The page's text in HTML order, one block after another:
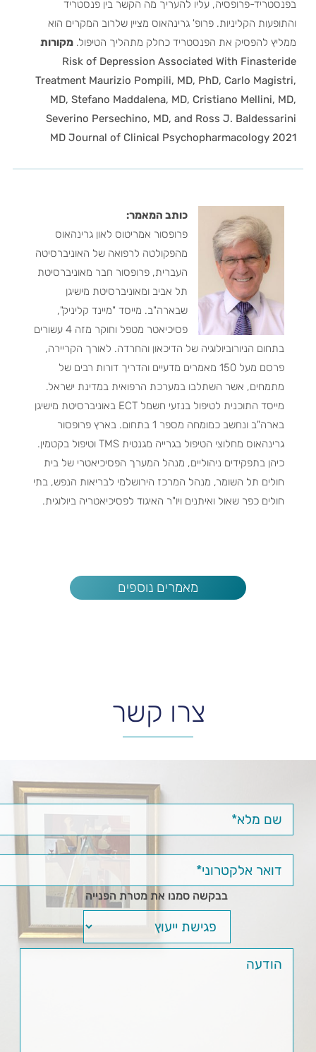
בפנסטריד-פרופסיה, עליו להעריך מה הקשר בין פנסטריד
והתופעות הקליניות. פרופ' גרינהאוס מציין שלרוב המקרים הוא
ממליץ להפסיק את הפנסטריד כחלק מתהליך הטיפול. מקורות
Risk of Depression Associated With Finasteride
Treatment Maurizio Pompili, MD, PhD, Carlo Magistri,
MD, Stefano Maddalena, MD, Cristiano Mellini, MD,
Severino Persechino, MD, and Ross J. Baldessarini
MD Journal of Clinical Psychopharmacology 2021
כותב המאמר:
פרופסור אמריטוס לאון גרינהאוס
מהפקולטה לרפואה של האוניברסיטה
העברית, פרופסור חבר מאוניברסיטת
תל אביב ומאוניברסיטת מישיגן
שבארה"ב. מייסד "מיינד קליניק",
פסיכיאטר מטפל וחוקר מזה 4 עשורים
בתחום הניורוביולוגיה של הדיכאון והחרדה. לאורך הקריירה,
פרסם מעל 150 מאמרים מדעיים והדריך דורות רבים של
מתמחים, אשר השתלבו במערכת הרפואית במדינת ישראל.
מייסד התוכנית לטיפול בנזעי חשמל ECT באוניברסיטת מישיגן
בארה"ב ונחשב כמומחה מספר 1 בתחום. בארץ פרופסור
גרינהאוס מחלוצי הטיפול בגרייה מגנטית TMS וטיפול בקטמין.
כיהן בתפקידים ניהוליים, מנהל המערך הפסיכיאטרי של בית
חולים תל השומר, מנהל המרכז הירושלמי לבריאות הנפש, בתי
חולים כפר שאול ואיתנים ויו"ר האיגוד לפסיכיאטריה ביולוגית.
מאמרים נוספים
צרו קשר
בבקשה סמנו את מטרת הפנייה